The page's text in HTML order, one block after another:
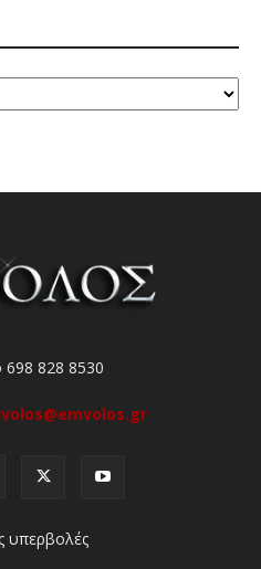
828 8530
υπερβολές